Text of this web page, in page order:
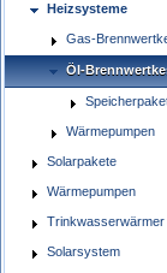
Heizsysteme
Gas-Brennwertkessel Thermo
Öl-Brennwertkessel Thermo
Wärmepumpen
Solarpakete
Wärmepumpen
Trinkwasserwärmer und
Solarsystem